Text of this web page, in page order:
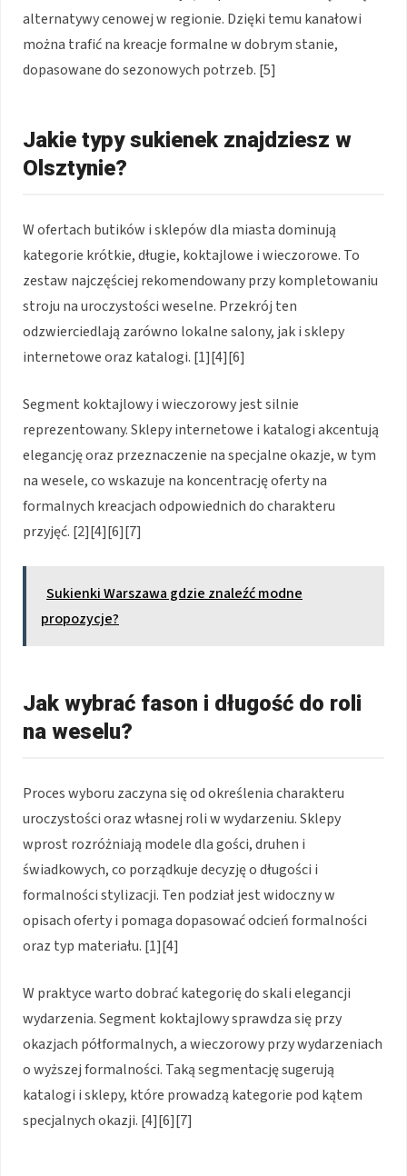
alternatywy cenowej w regionie. Dzięki temu kanałowi
można trafić na kreacje formalne w dobrym stanie,
dopasowane do sezonowych potrzeb. [5]
Jakie typy sukienek znajdziesz w
Olsztynie?
W ofertach butików i sklepów dla miasta dominują
kategorie krótkie, długie, koktajlowe i wieczorowe. To
zestaw najczęściej rekomendowany przy kompletowaniu
stroju na uroczystości weselne. Przekrój ten
odzwierciedlają zarówno lokalne salony, jak i sklepy
internetowe oraz katalogi. [1][4][6]
Segment koktajlowy i wieczorowy jest silnie
reprezentowany. Sklepy internetowe i katalogi akcentują
elegancję oraz przeznaczenie na specjalne okazje, w tym
na wesele, co wskazuje na koncentrację oferty na
formalnych kreacjach odpowiednich do charakteru
przyjęć. [2][4][6][7]
Sukienki Warszawa gdzie znaleźć modne
propozycje?
Jak wybrać fason i długość do roli
na weselu?
Proces wyboru zaczyna się od określenia charakteru
uroczystości oraz własnej roli w wydarzeniu. Sklepy
wprost rozróżniają modele dla gości, druhen i
świadkowych, co porządkuje decyzję o długości i
formalności stylizacji. Ten podział jest widoczny w
opisach oferty i pomaga dopasować odcień formalności
oraz typ materiału. [1][4]
W praktyce warto dobrać kategorię do skali elegancji
wydarzenia. Segment koktajlowy sprawdza się przy
okazjach półformalnych, a wieczorowy przy wydarzeniach
o wyższej formalności. Taką segmentację sugerują
katalogi i sklepy, które prowadzą kategorie pod kątem
specjalnych okazji. [4][6][7]